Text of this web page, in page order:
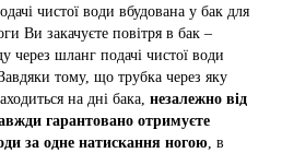
чистої води вбудована у бак для
Ви закачуєте повітря в бак –
через шланг подачі чистої води
тому, що трубка через яку
на дні бака, незалежно від
гарантовано отримуєте
за одне натискання ногою, в